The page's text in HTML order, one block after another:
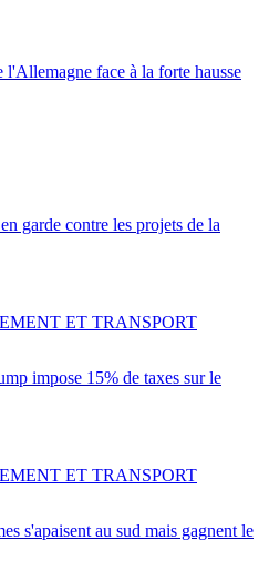
l'Allemagne face à la forte hausse
garde contre les projets de la
impose 15% de taxes sur le
ET TRANSPORT
s'apaisent au sud mais gagnent le
ET TRANSPORT